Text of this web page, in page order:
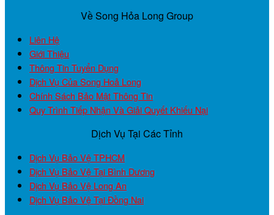
Về Song Hỏa Long Group
Liên Hệ
Giới Thiệu
Thông Tin Tuyển Dụng
Dịch Vụ Của Song Hoả Long
Chính Sách Bảo Mật Thông Tin
Quy Trình Tiếp Nhận Và Giải Quyết Khiếu Nại
Dịch Vụ Tại Các Tỉnh
Dịch Vụ Bảo Vệ TPHCM
Dịch Vụ Bảo Vệ Tại Bình Dương
Dịch Vụ Bảo Vệ Long An
Dịch Vụ Bảo Vệ Tại Đồng Nai